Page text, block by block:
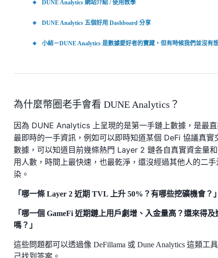
DUNE Analytics 網站介紹 / 使用教學
DUNE Analytics 五個好用 Dashboard 分享
小結－DUNE Analytics 是數據愛好者的寶藏，但有時候我們並沒有
為什麼幣圈老手會看 DUNE Analytics？
因為 DUNE Analytics 上呈現的是第一手鏈上數據，是最
最即時的一手資訊，例如可以即時知道某個 DeFi 協議真實
數據，可以知道目前幾條熱門 Layer 2 鏈各自真實資金量
用人數，時間上最快速，也最乾淨，還沒經過其他人的二手
染。
「哪一條 Layer 2 近期 TVL 上升 50%？有哪些挖礦機會？
「哪一個 GameFi 近期鏈上用戶劇增、入金量高？還來得及
嗎？」
這些問題都可以透過像 DeFillama 或 Dune Analytics 這類工
己找到答案。